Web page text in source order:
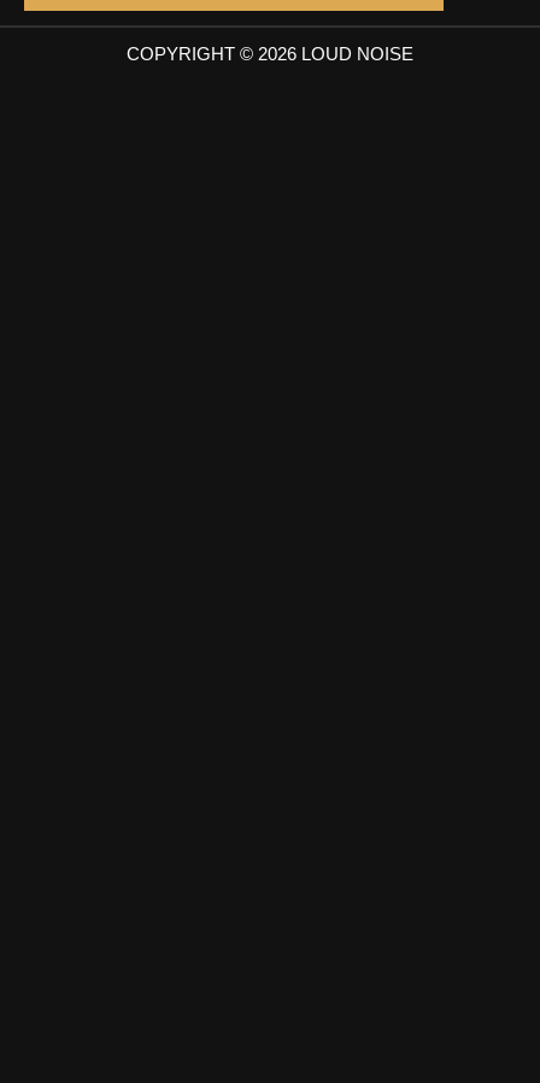
COPYRIGHT © 2026 LOUD NOISE